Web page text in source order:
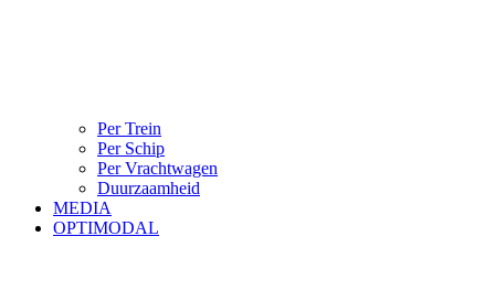
Per Trein
Per Schip
Per Vrachtwagen
Duurzaamheid
MEDIA
OPTIMODAL